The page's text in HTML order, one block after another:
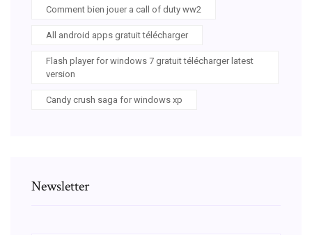
Comment bien jouer a call of duty ww2
All android apps gratuit télécharger
Flash player for windows 7 gratuit télécharger latest
version
Candy crush saga for windows xp
Newsletter